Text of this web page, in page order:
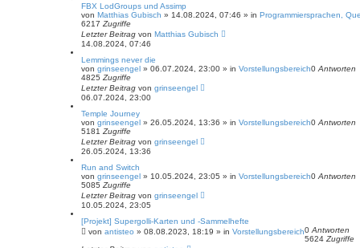
FBX LodGroups und Assimp
von Matthias Gubisch » 14.08.2024, 07:46 » in Programmiersprachen,
6217 Zugriffe
Letzter Beitrag von Matthias Gubisch
14.08.2024, 07:46
Lemmings never die
von grinseengel » 06.07.2024, 23:00 » in Vorstellungsbereich0 Antworten
4825 Zugriffe
Letzter Beitrag von grinseengel
06.07.2024, 23:00
Temple Journey
von grinseengel » 26.05.2024, 13:36 » in Vorstellungsbereich0 Antworten
5181 Zugriffe
Letzter Beitrag von grinseengel
26.05.2024, 13:36
Run and Switch
von grinseengel » 10.05.2024, 23:05 » in Vorstellungsbereich0 Antworten
5085 Zugriffe
Letzter Beitrag von grinseengel
10.05.2024, 23:05
[Projekt] Supergolli-Karten und -Sammelhefte
von antisteo » 08.08.2023, 18:19 » in Vorstellungsbereich0 Antworten
5624 Zugriffe